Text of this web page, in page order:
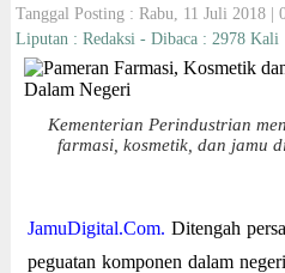
Tanggal Posting : Rabu, 11 Juli 2018 |
Liputan : Redaksi - Dibaca : 2978 Kali
Kementerian Perindustrian
farmasi, kosmetik, dan jamu
JamuDigital.Com. Ditengah
peguatan komponen dalam